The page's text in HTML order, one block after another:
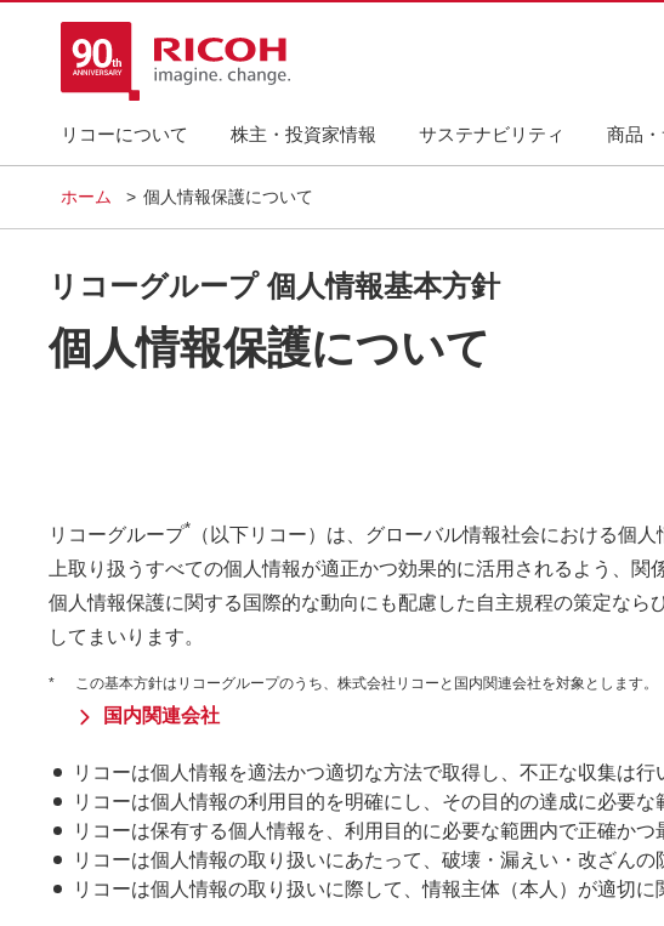
リコーについて 株主・投資家情報 サステナビリティ 商品
ホーム 個人情報保護について
リコーグループ 個人情報基本方針
個人情報保護について
リコーグループ* （以下リコー）は、グローバル情報社会における個
上取り扱うすべての個人情報が適正かつ効果的に活用されるよう、関
個人情報保護に関する国際的な動向にも配慮した自主規程の策定な
してまいります。
* この基本方針はリコーグループのうち、株式会社リコーと国内関連会社を対象とします。
国内関連会社
リコーは個人情報を適法かつ適切な方法で取得し、不正な収集は行
リコーは個人情報の利用目的を明確にし、その目的の達成に必要な
リコーは保有する個人情報を、利用目的に必要な範囲内で正確かつ
リコーは個人情報の取り扱いにあたって、破壊・漏えい・改ざん
リコーは個人情報の取り扱いに際して、情報主体（本人）が適切に